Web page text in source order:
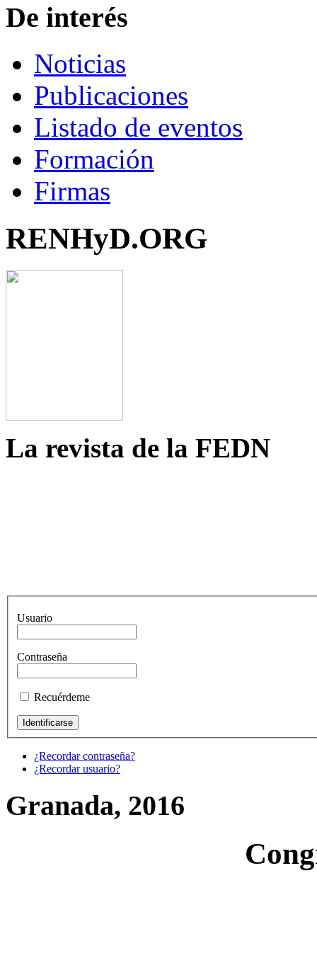
De interés
Noticias
Publicaciones
Listado de eventos
Formación
Firmas
RENHyD.ORG
La revista de la FEDN
Usuario
Contraseña
Recuérdeme
¿Recordar contraseña?
¿Recordar usuario?
Granada, 2016